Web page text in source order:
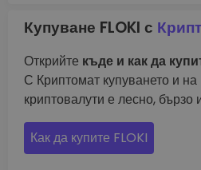
Купуване FLOKI с
Открийте къде и как да
С Криптомат купуването и на
криптовалути е лесно, бързо
Как да купите FLOKI